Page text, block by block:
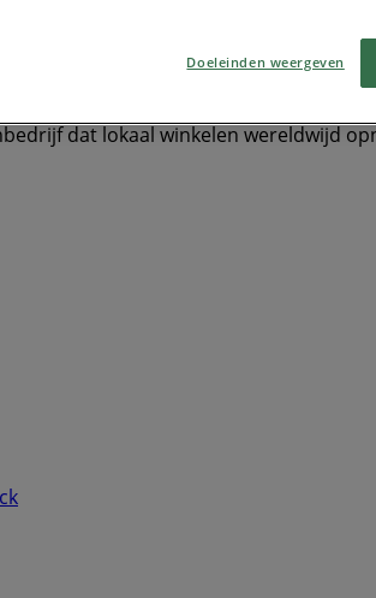
smart
dat lokaal winkelen wereldwijd
Doeleinden weergeven